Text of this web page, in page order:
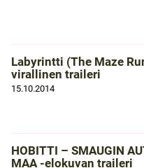
Labyrintti (The Maze
virallinen traileri
15.10.2014
HOBITTI – SMAUGIN
MAA -elokuvan traileri